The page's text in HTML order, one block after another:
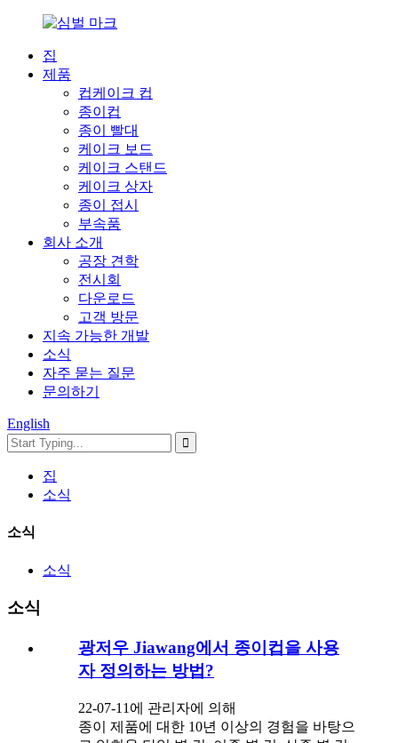
집
제품
컵케이크 컵
종이컵
종이 빨대
케이크 보드
케이크 스탠드
케이크 상자
종이 접시
부속품
회사 소개
공장 견학
전시회
다운로드
고객 방문
지속 가능한 개발
소식
자주 묻는 질문
문의하기
English
집
소식
소식
소식
소식
광저우 Jiawang에서 종이컵을 사용
자 정의하는 방법?
22-07-11에 관리자에 의해
종이 제품에 대한 10년 이상의 경험을 바탕으